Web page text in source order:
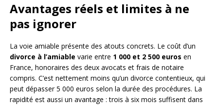
Avantages réels et limites à ne
pas ignorer
La voie amiable présente des atouts concrets. Le coût d’un
divorce à l’amiable varie entre 1 000 et 2 500 euros en
France, honoraires des deux avocats et frais de notaire
compris. C’est nettement moins qu’un divorce contentieux, qui
peut dépasser 5 000 euros selon la durée des procédures. La
rapidité est aussi un avantage : trois à six mois suffisent dans